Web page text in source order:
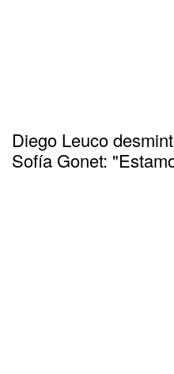
Diego Leuco
Sofía Gonet: